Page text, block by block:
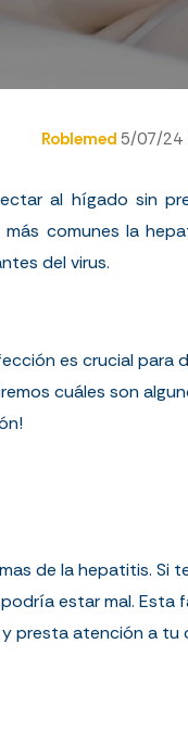
Roblemed 5/07/24
al hígado sin
comunes la
del virus.
es crucial
cuáles son
de la hepatitis.
estar mal.
presta atención a tu